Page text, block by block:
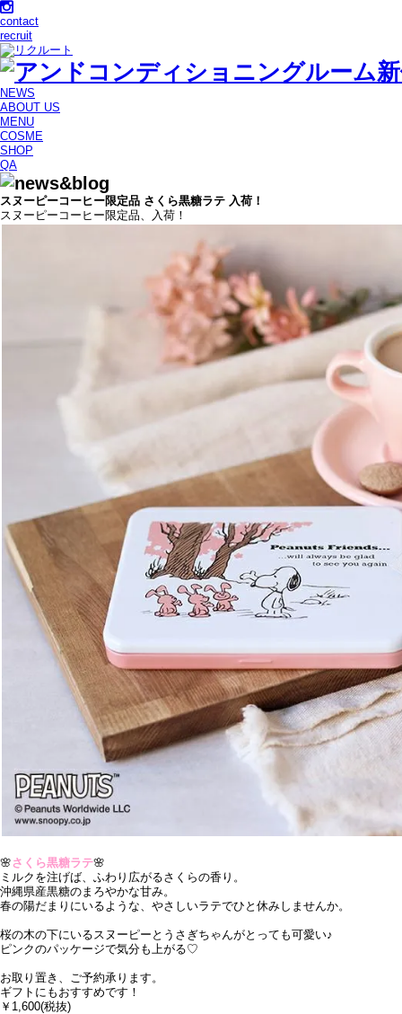
contact
recruit
NEWS
ABOUT US
MENU
COSME
SHOP
QA
スヌーピーコーヒー限定品 さくら黒糖ラテ 入荷！
スヌーピーコーヒー限定品、入荷！
🌸さくら黒糖ラテ🌸
ミルクを注げば、ふわり広がるさくらの香り。
沖縄県産黒糖のまろやかな甘み。
春の陽だまりにいるような、やさしいラテでひと休みしませんか。
桜の木の下にいるスヌーピーとうさぎちゃんがとっても可愛い♪
ピンクのパッケージで気分も上がる♡
お取り置き、ご予約承ります。
ギフトにもおすすめです！
￥1,600(税抜)